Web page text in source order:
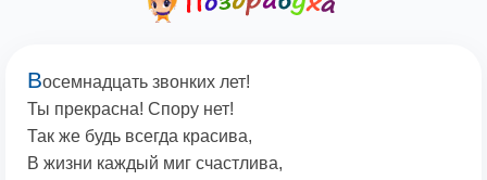
Восемнадцать звонких лет!
Ты прекрасна! Спору нет!
Так же будь всегда красива,
В жизни каждый миг счастлива,